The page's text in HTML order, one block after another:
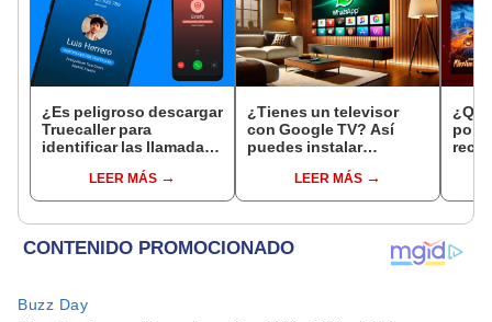
¿Es peligroso descargar
Truecaller para
identificar las llamadas
desconocidos?
LEER MÁS
¿Tienes un televisor
con Google TV? Así
puedes instalar
TV y abrir tu cuenta
LEER MÁS
por